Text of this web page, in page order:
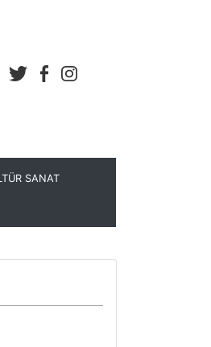
SANAT